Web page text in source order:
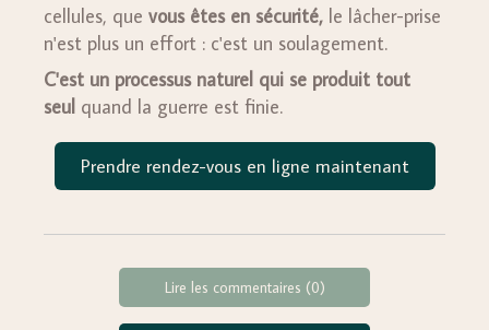
cellules, que vous êtes en sécurité, le lâcher-prise
n'est plus un effort : c'est un soulagement.
C'est un processus naturel qui se produit tout
seul quand la guerre est finie.
Prendre rendez-vous en ligne maintenant
Lire les commentaires (0)